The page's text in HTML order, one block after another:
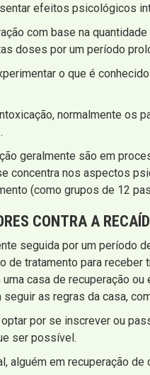
efeitos psicológicos
com base na
doses por um período
o que é
normalmente os
.
geralmente são em
concentra nos aspectos
(como grupos de 12
CONTRA A
seguida por um período
de tratamento para
casa de recuperação
as regras da casa,
por se inscrever ou
ser possível.
alguém em recuperação